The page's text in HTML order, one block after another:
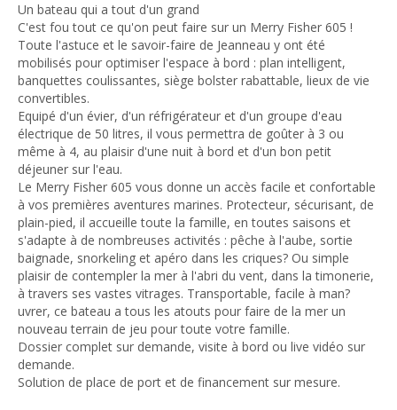
Un bateau qui a tout d'un grand
C'est fou tout ce qu'on peut faire sur un Merry Fisher 605 !
Toute l'astuce et le savoir-faire de Jeanneau y ont été
mobilisés pour optimiser l'espace à bord : plan intelligent,
banquettes coulissantes, siège bolster rabattable, lieux de vie
convertibles.
Equipé d'un évier, d'un réfrigérateur et d'un groupe d'eau
électrique de 50 litres, il vous permettra de goûter à 3 ou
même à 4, au plaisir d'une nuit à bord et d'un bon petit
déjeuner sur l'eau.
Le Merry Fisher 605 vous donne un accès facile et confortable
à vos premières aventures marines. Protecteur, sécurisant, de
plain-pied, il accueille toute la famille, en toutes saisons et
s'adapte à de nombreuses activités : pêche à l'aube, sortie
baignade, snorkeling et apéro dans les criques? Ou simple
plaisir de contempler la mer à l'abri du vent, dans la timonerie,
à travers ses vastes vitrages. Transportable, facile à man?
uvrer, ce bateau a tous les atouts pour faire de la mer un
nouveau terrain de jeu pour toute votre famille.
Dossier complet sur demande, visite à bord ou live vidéo sur
demande.
Solution de place de port et de financement sur mesure.